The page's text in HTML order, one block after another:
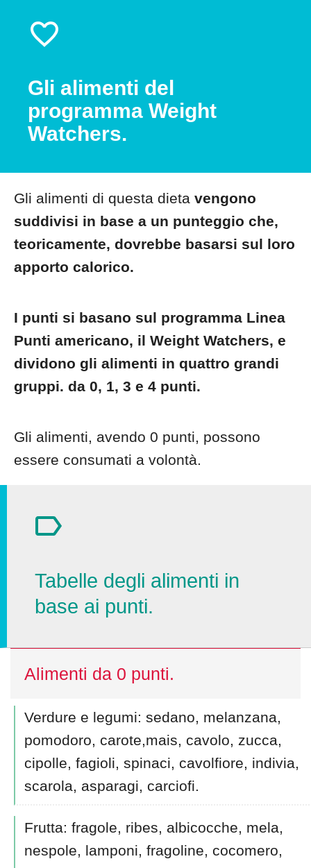
Gli alimenti del
programma Weight
Watchers.
Gli alimenti di questa dieta vengono
suddivisi in base a un punteggio che,
teoricamente, dovrebbe basarsi sul loro
apporto calorico.
I punti si basano sul programma Linea
Punti americano, il Weight Watchers, e
dividono gli alimenti in quattro grandi
gruppi. da 0, 1, 3 e 4 punti.
Gli alimenti, avendo 0 punti, possono
essere consumati a volontà.
Tabelle degli alimenti in
base ai punti.
Alimenti da 0 punti.
Verdure e legumi: sedano, melanzana,
pomodoro, carote,mais, cavolo, zucca,
cipolle, fagioli, spinaci, cavolfiore, indivia,
scarola, asparagi, carciofi.
Frutta: fragole, ribes, albicocche, mela,
nespole, lamponi, fragoline, cocomero,